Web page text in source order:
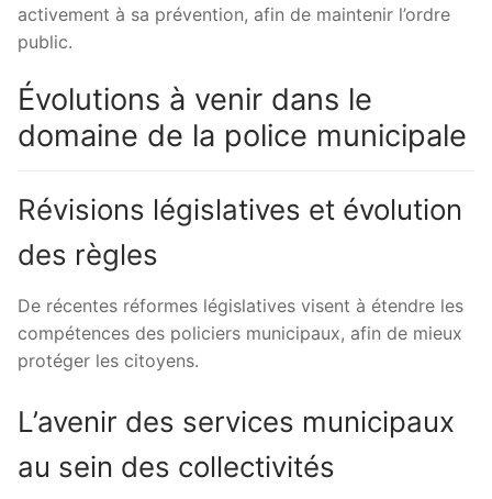
activement à sa prévention, afin de maintenir l’ordre
public.
Évolutions à venir dans le
domaine de la police municipale
Révisions législatives et évolution
des règles
De récentes réformes législatives visent à étendre les
compétences des policiers municipaux, afin de mieux
protéger les citoyens.
L’avenir des services municipaux
au sein des collectivités